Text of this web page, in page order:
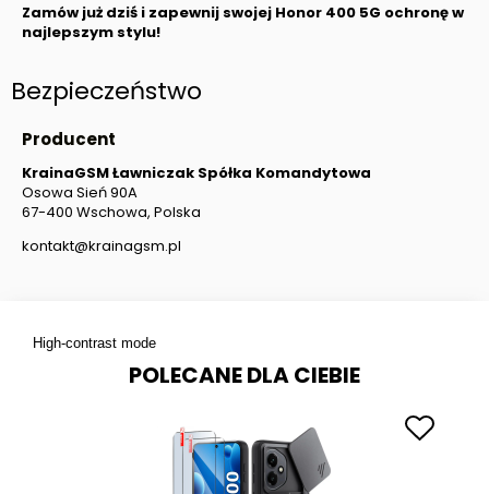
Zamów już dziś i zapewnij swojej Honor 400 5G ochronę w
najlepszym stylu!
Bezpieczeństwo
Producent
KrainaGSM Ławniczak Spółka Komandytowa
Osowa Sień 90A
67-400 Wschowa, Polska
kontakt@krainagsm.pl
High-contrast mode
POLECANE DLA CIEBIE